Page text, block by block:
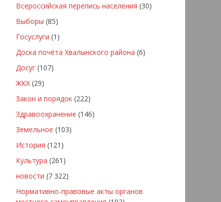
Всероссийская перепись населения (30)
Выборы (85)
Госуслуги (1)
Доска почёта Хвалынского района (6)
Досуг (107)
ЖКХ (29)
Закон и порядок (222)
Здравоохранение (146)
Земельное (103)
История (121)
Культура (261)
новости (7 322)
Нормативно-правовые акты органов